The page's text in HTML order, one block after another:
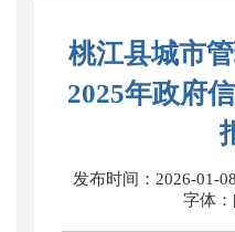
桃江县城市
2025年政府
发布时间：2026-01-
字体